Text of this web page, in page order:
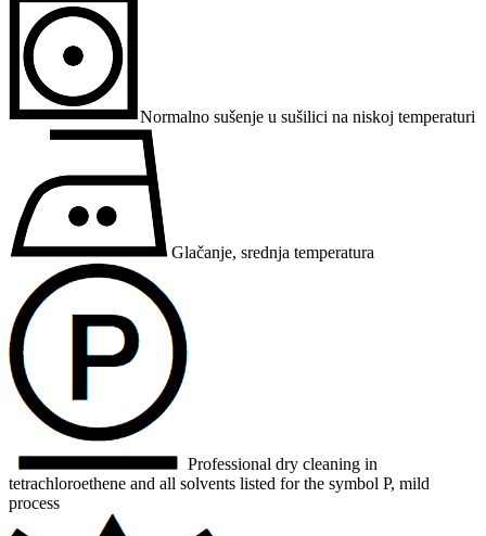
Normalno sušenje u sušilici na niskoj temperaturi
Glačanje, srednja temperatura
Professional dry cleaning in
tetrachloroethene and all solvents listed for the symbol P, mild
process